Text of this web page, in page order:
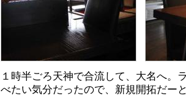
１時半ごろ天神で合流して、大名へ。
べたい気分だったので、新規開拓だー